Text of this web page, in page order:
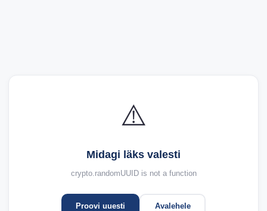
⚠️
Midagi läks valesti
crypto.randomUUID is not a function
Proovi uuesti Avalehele